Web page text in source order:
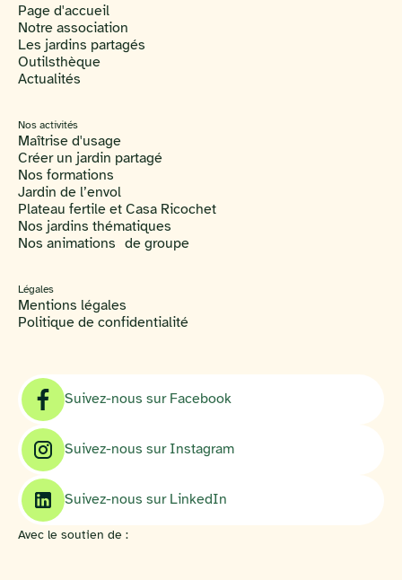
Page d'accueil
Notre association
Les jardins partagés
Outilsthèque
Actualités
Nos activités
Maîtrise d'usage
Créer un jardin partagé
Nos formations
Jardin de l’envol
Plateau fertile et Casa Ricochet
Nos jardins thématiques
Nos animations de groupe
Légales
Mentions légales
Politique de confidentialité
Suivez-nous sur Facebook
Suivez-nous sur Instagram
Suivez-nous sur LinkedIn
Avec le soutien de :